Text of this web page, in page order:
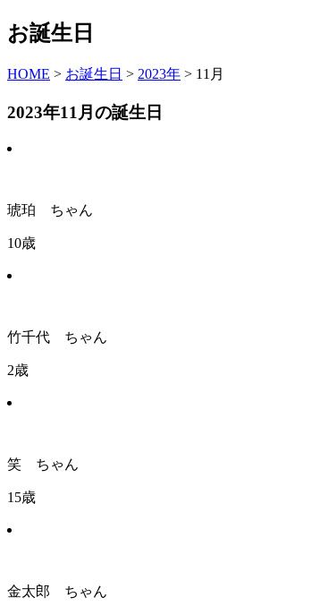
お誕生日
HOME > お誕生日 > 2023年 > 11月
2023年11月の誕生日
琥珀 ちゃん
10歳
竹千代 ちゃん
2歳
笑 ちゃん
15歳
金太郎 ちゃん